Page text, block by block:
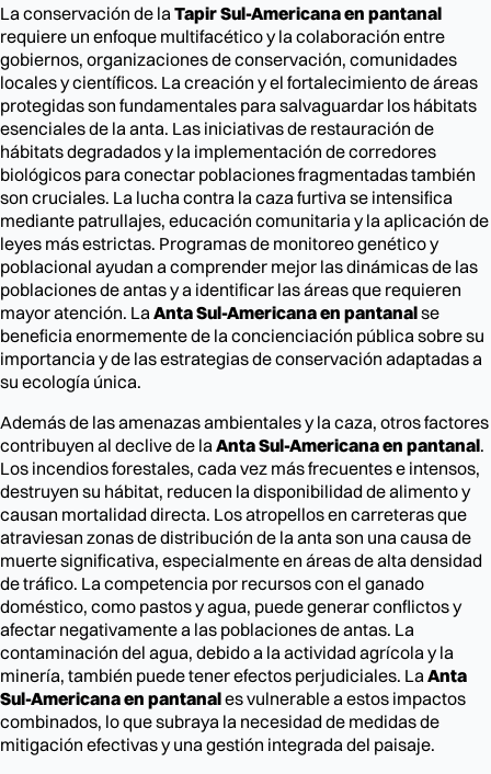
La conservación de la Tapir Sul-Americana en pantanal
requiere un enfoque multifacético y la colaboración entre
gobiernos, organizaciones de conservación, comunidades
locales y científicos. La creación y el fortalecimiento de áreas
protegidas son fundamentales para salvaguardar los hábitats
esenciales de la anta. Las iniciativas de restauración de
hábitats degradados y la implementación de corredores
biológicos para conectar poblaciones fragmentadas también
son cruciales. La lucha contra la caza furtiva se intensifica
mediante patrullajes, educación comunitaria y la aplicación de
leyes más estrictas. Programas de monitoreo genético y
poblacional ayudan a comprender mejor las dinámicas de las
poblaciones de antas y a identificar las áreas que requieren
mayor atención. La Anta Sul-Americana en pantanalse
beneficia enormemente de la concienciación pública sobre su
importancia y de las estrategias de conservación adaptadas a
su ecología única.
Además de las amenazas ambientales y la caza, otros factores
contribuyen al declive de la Anta Sul-Americana en pantanal.
Los incendios forestales, cada vez más frecuentes e intensos,
destruyen su hábitat, reducen la disponibilidad de alimento y
causan mortalidad directa. Los atropellos en carreteras que
atraviesan zonas de distribución de la anta son una causa de
muerte significativa, especialmente en áreas de alta densidad
de tráfico. La competencia por recursos con el ganado
doméstico, como pastos y agua, puede generar conflictos y
afectar negativamente a las poblaciones de antas. La
contaminación del agua, debido a la actividad agrícola y la
minería, también puede tener efectos perjudiciales. La Anta
Sul-Americana en pantanales vulnerable a estos impactos
combinados, lo que subraya la necesidad de medidas de
mitigación efectivas y una gestión integrada del paisaje.